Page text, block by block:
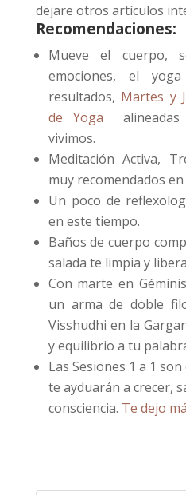
dejare otros artículos
Recomendaciones:
Mueve el cuerpo,
emociones, el
resultados, Martes y
de Yoga alineadas
vivimos.
Meditación Activa,
muy recomendados
Un poco de
en este tiempo.
Baños de cuerpo
salada te limpia y
Con marte en
un arma de doble
Visshudhi en la
y equilibrio a tu
Las Sesiones 1 a 1
te ayduarán a crecer,
consciencia. Te dejo